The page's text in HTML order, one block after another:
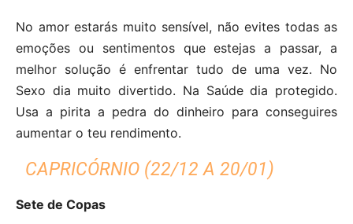
No amor estarás muito sensível, não evites todas as
emoções ou sentimentos que estejas a passar, a
melhor solução é enfrentar tudo de uma vez. No
Sexo dia muito divertido. Na Saúde dia protegido.
Usa a pirita a pedra do dinheiro para conseguires
aumentar o teu rendimento.
CAPRICÓRNIO (22/12 A 20/01)
Sete de Copas